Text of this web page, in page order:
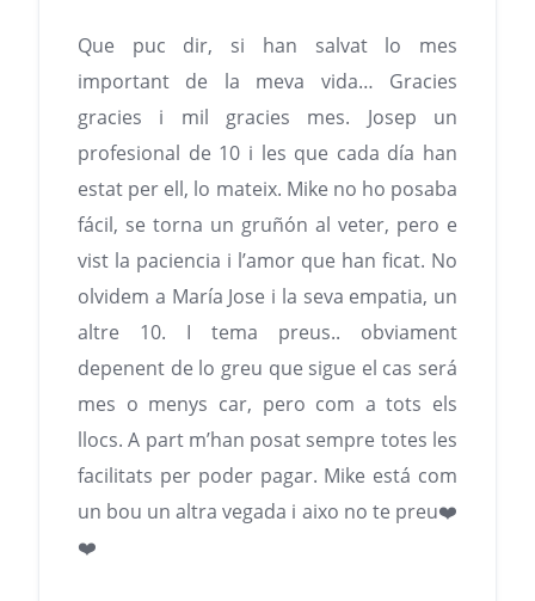
Que puc dir, si han salvat lo mes
important de la meva vida… Gracies
gracies i mil gracies mes. Josep un
profesional de 10 i les que cada día han
estat per ell, lo mateix. Mike no ho posaba
fácil, se torna un gruñón al veter, pero e
vist la paciencia i l’amor que han ficat. No
olvidem a María Jose i la seva empatia, un
altre 10. I tema preus.. obviament
depenent de lo greu que sigue el cas será
mes o menys car, pero com a tots els
llocs. A part m’han posat sempre totes les
facilitats per poder pagar. Mike está com
un bou un altra vegada i aixo no te preu❤️
❤️